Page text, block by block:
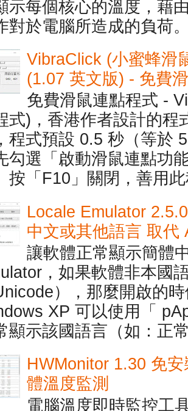
示每個核心的溫度，藉
對於電腦所造成的負荷
VibraClick (小蜜蜂滑
(1.07 英文版) - 免費
免費滑鼠連點程式 -
式)，香港作者設計的程
程式預設 0.5 秒（等於
勾選「啟動滑鼠連點功
按「F10」關閉，善用
Locale Emulator
中文或其他語言 取代
讓軟體正常顯示簡體
，如果軟體非本國
），那麼開啟的
XP 可以使用「
顯示該國語言（如：正
HWMonitor 1.30 免
體溫度監測
電腦溫度即時監控工